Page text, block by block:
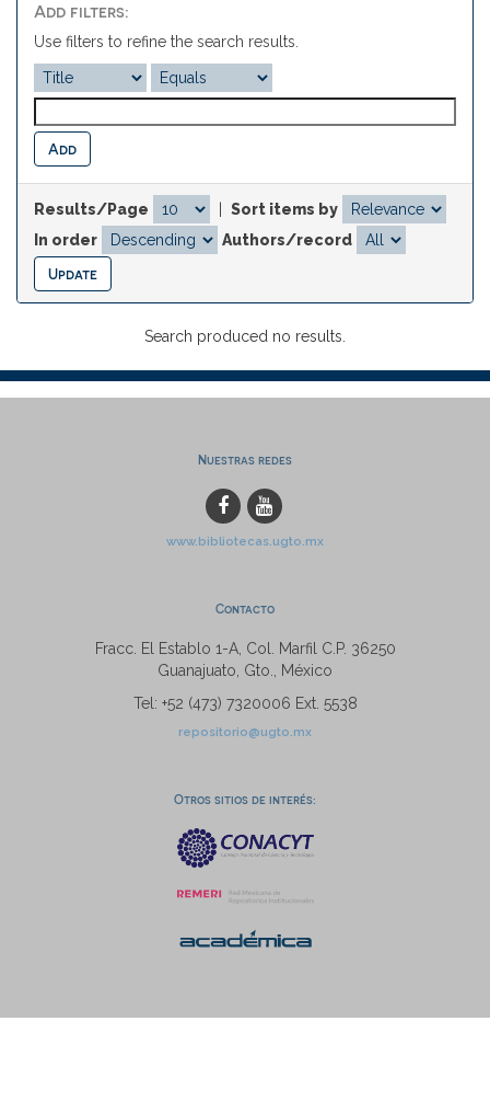
Add filters:
Use filters to refine the search results.
Results/Page
Sort items by
In order
Authors/record
Search produced no results.
Nuestras redes
www.bibliotecas.ugto.mx
Contacto
Fracc. El Establo 1-A, Col. Marfil C.P. 36250
Guanajuato, Gto., México
Tel: +52 (473) 7320006 Ext. 5538
repositorio@ugto.mx
Otros sitios de interés: